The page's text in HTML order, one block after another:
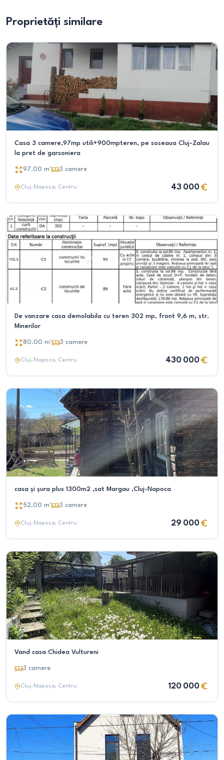
Proprietăți similare
Casa 3 camere,97mp utili+900mpteren, pe soseaua Cluj-Zalau
la pret de garsoniera
97.00 m² 3 camere
Cluj-Napoca, Centru 43 000
De vanzare casa demolabila cu teren 302 mp, front 9,6 m, str.
Minerilor
80.00 m² 3 camere
Cluj-Napoca, Centru 430 000
casa și şura plus 1300m2 ,sat Margau ,Cluj-Napoca
52.00 m² 3 camere
Cluj-Napoca, Centru 29 000
Vand casa Chidea Vultureni
3 camere
Cluj-Napoca, Centru 120 000